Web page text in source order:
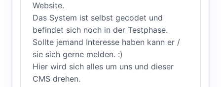
Website.
Das System ist selbst gecodet und
befindet sich noch in der Testphase.
Sollte jemand Interesse haben kann er /
sie sich gerne melden. :)
Hier wird sich alles um uns und dieser
CMS drehen.